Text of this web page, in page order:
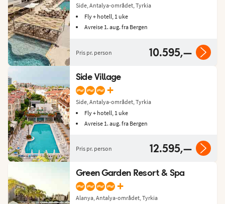
Side, Antalya-området, Tyrkia
Fly + hotell, 1 uke
Avreise 1. aug. fra Bergen
Pris pr. person 10.595,—
Side Village
+
Side, Antalya-området, Tyrkia
Fly + hotell, 1 uke
Avreise 1. aug. fra Bergen
Pris pr. person 12.595,—
Green Garden Resort & Spa
+
Alanya, Antalya-området, Tyrkia